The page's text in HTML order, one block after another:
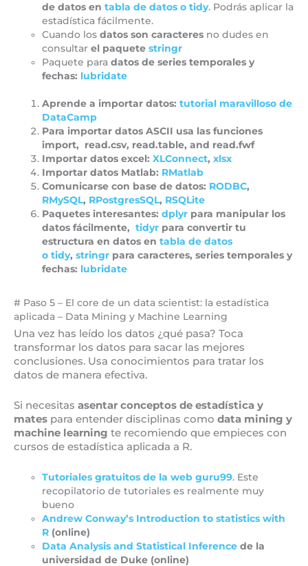
de datos entabla de datos otidy. Podrás aplicar la
estadística fácilmente.
Cuando losdatos son caracteres no dudes en
consultarel paquetestringr
Paquete paradatos de series temporales y
fechas: lubridate
Aprende a importar datos:tutorial maravilloso de
DataCamp
Para importar datos ASCII usa las funciones
import, read.csv, read.table, and read.fwf
Importar datos excel:XLConnect,xlsx
Importar datos Matlab: RMatlab
Comunicarse con base de datos: RODBC,
RMySQL, RPostgresSQL, RSQLite
Paquetes interesantes:dplyr para manipular los
datos fácilmente,tidyr para convertir tu
estructura en datos entabla de datos
otidy,stringr para caracteres, series temporales y
fechas: lubridate
# Paso 5 – El core de un data scientist: la estadística
aplicada – Data Mining y Machine Learning
Una vez has leído los datos ¿qué pasa? Toca
transformar los datos para sacar las mejores
conclusiones. Usa conocimientos para tratar los
datos de manera efectiva.
Si necesitas asentar conceptos de estadística y
mates para entender disciplinas como data mining y
machine learning te recomiendo que empieces con
cursos de estadística aplicada a R.
Tutoriales gratuitos de la web guru99. Este
recopilatorio de tutoriales es realmente muy
bueno
Andrew Conway’s Introduction to statistics with
R (online)
Data Analysis and Statistical Inference de la
universidad de Duke (online)